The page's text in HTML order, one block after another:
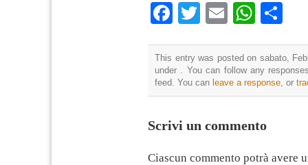
Facebook
TwitterEmail
This entry was posted on sabato,
under . You can follow any
feed. You can leave a response, or
Scrivi un commento
Ciascun commento potrà avere